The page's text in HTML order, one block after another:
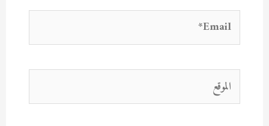
Email*
الموقع